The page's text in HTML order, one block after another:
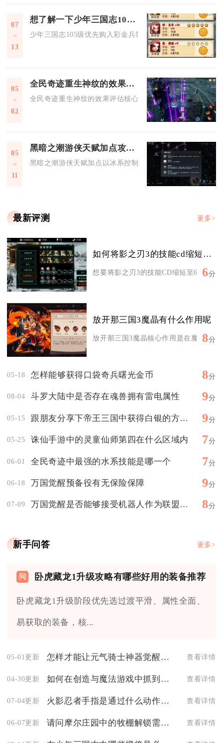
07
13
想了解一下少年三国志105要买什么
少年三国志105级优先购入彩金兵符、暗金兵符、勾践战魂
05
02
全民奇迹重生神纹的效果如何评估
全民奇迹重生神纹的效果评估核心在于属性适配、克制关系
05
11
黑暗之潮游侠天赋加点攻略是怎样的
黑暗之潮游侠天赋加点以冰系控制为核心，搭配输出与生存
最新评测 更多>
如何将影之刃3的技能cd缩短至6秒以下
想要将影之刃3的技能CD缩短至6秒以下
6分
放开那三国3魔晶有什么作用呢
放开那三国3魔晶核心作用是在魔晶商
8分
05-18 怎样能够获得口袋奇兵曙光金币 8分
08-04 斗罗大陆中是否存在魂兽拥有雷电属性 9分
05-15 跟朋友分享下帝王三国中获得白银的方法吧 9分
05-25 诛仙手游中的灵童仙师第四在什么区域内 7分
06-01 全民奇迹中最强的水系技能是哪一个 7分
06-18 万国觉醒预备役有无保险保障 9分
07-09 万国觉醒是否能够接受机器人作为联盟成员 8分
新手问答 更多>
卧虎藏龙1升级攻略有哪些好用的装备推荐
卧虎藏龙1升级阶段优先选过渡平滑、属性全面、
易获取的装备，核...
05-01更新 怎样才能让元气骑士神器觉醒后持续发挥作用 查看详情
04-30更新 如何在创造与魔法游戏中抓到适合水上战宠 查看详情
07-04更新 火影忍者手指是通过什么动作发动幻术的 查看详情
06-07更新 请问摩尔庄园中的牧棚解锁需要哪些步骤 查看详情